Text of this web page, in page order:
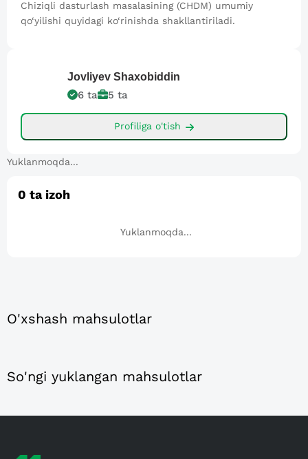
Chiziqli dasturlash masalasining (CHDM) umumiy
qo‘yilishi quyidagi ko‘rinishda shakllantiriladi.
Jovliyev Shaxobiddin
6 ta 5 ta
Profiliga o'tish
Yuklanmoqda...
0 ta izoh
Yuklanmoqda...
O'xshash mahsulotlar
So'ngi yuklangan mahsulotlar